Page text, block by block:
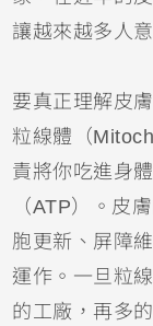
讓越來越多人
要真正理解皮
粒線體（
責將你吃進身
（ATP）。皮
胞更新、屏障
運作。一旦粒
的工廠，再多